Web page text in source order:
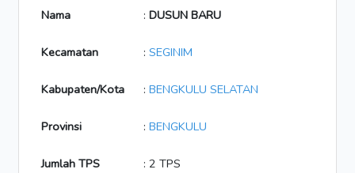
Nama : DUSUN BARU
Kecamatan : SEGINIM
Kabupaten/Kota : BENGKULU SELATAN
Provinsi : BENGKULU
Jumlah TPS : 2 TPS